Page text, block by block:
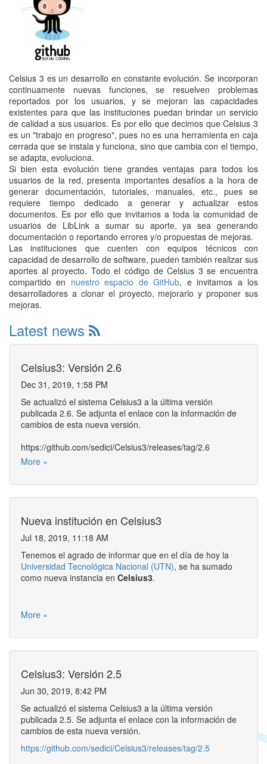
Celsius 3 es un desarrollo en constante evolución. Se incorporan
continuamente nuevas funciones, se resuelven problemas
reportados por los usuarios, y se mejoran las capacidades
existentes para que las instituciones puedan brindar un servicio
de calidad a sus usuarios. Es por ello que decimos que Celsius 3
es un "trabajo en progreso", pues no es una herramienta en caja
cerrada que se instala y funciona, sino que cambia con el tiempo,
se adapta, evoluciona.
Si bien esta evolución tiene grandes ventajas para todos los
usuarios de la red, presenta importantes desafíos a la hora de
generar documentación, tutoriales, manuales, etc., pues se
requiere tiempo dedicado a generar y actualizar estos
documentos. Es por ello que invitamos a toda la comunidad de
usuarios de LibLink a sumar su aporte, ya sea generando
documentación o reportando errores y/o propuestas de mejoras.
Las instituciones que cuenten con equipos técnicos con
capacidad de desarrollo de software, pueden también realizar sus
aportes al proyecto. Todo el código de Celsius 3 se encuentra
compartido en nuestro espacio de GitHub, e invitamos a los
desarrolladores a clonar el proyecto, mejorarlo y proponer sus
mejoras.
Latest news
Celsius3: Versión 2.6
Dec 31, 2019, 1:58 PM
Se actualizó el sistema Celsius3 a la última versión
publicada 2.6. Se adjunta el enlace con la información de
cambios de esta nueva versión.
https://github.com/sedici/Celsius3/releases/tag/2.6
More »
Nueva institución en Celsius3
Jul 18, 2019, 11:18 AM
Tenemos el agrado de informar que en el día de hoy la
Universidad Tecnológica Nacional (UTN), se ha sumado
como nueva instancia en Celsius3.
More »
Celsius3: Versión 2.5
Jun 30, 2019, 8:42 PM
Se actualizó el sistema Celsius3 a la última versión
publicada 2.5. Se adjunta el enlace con la información de
cambios de esta nueva versión.
https://github.com/sedici/Celsius3/releases/tag/2.5